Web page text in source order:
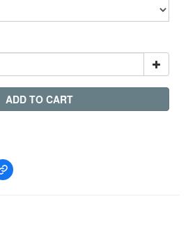
ADD TO CART